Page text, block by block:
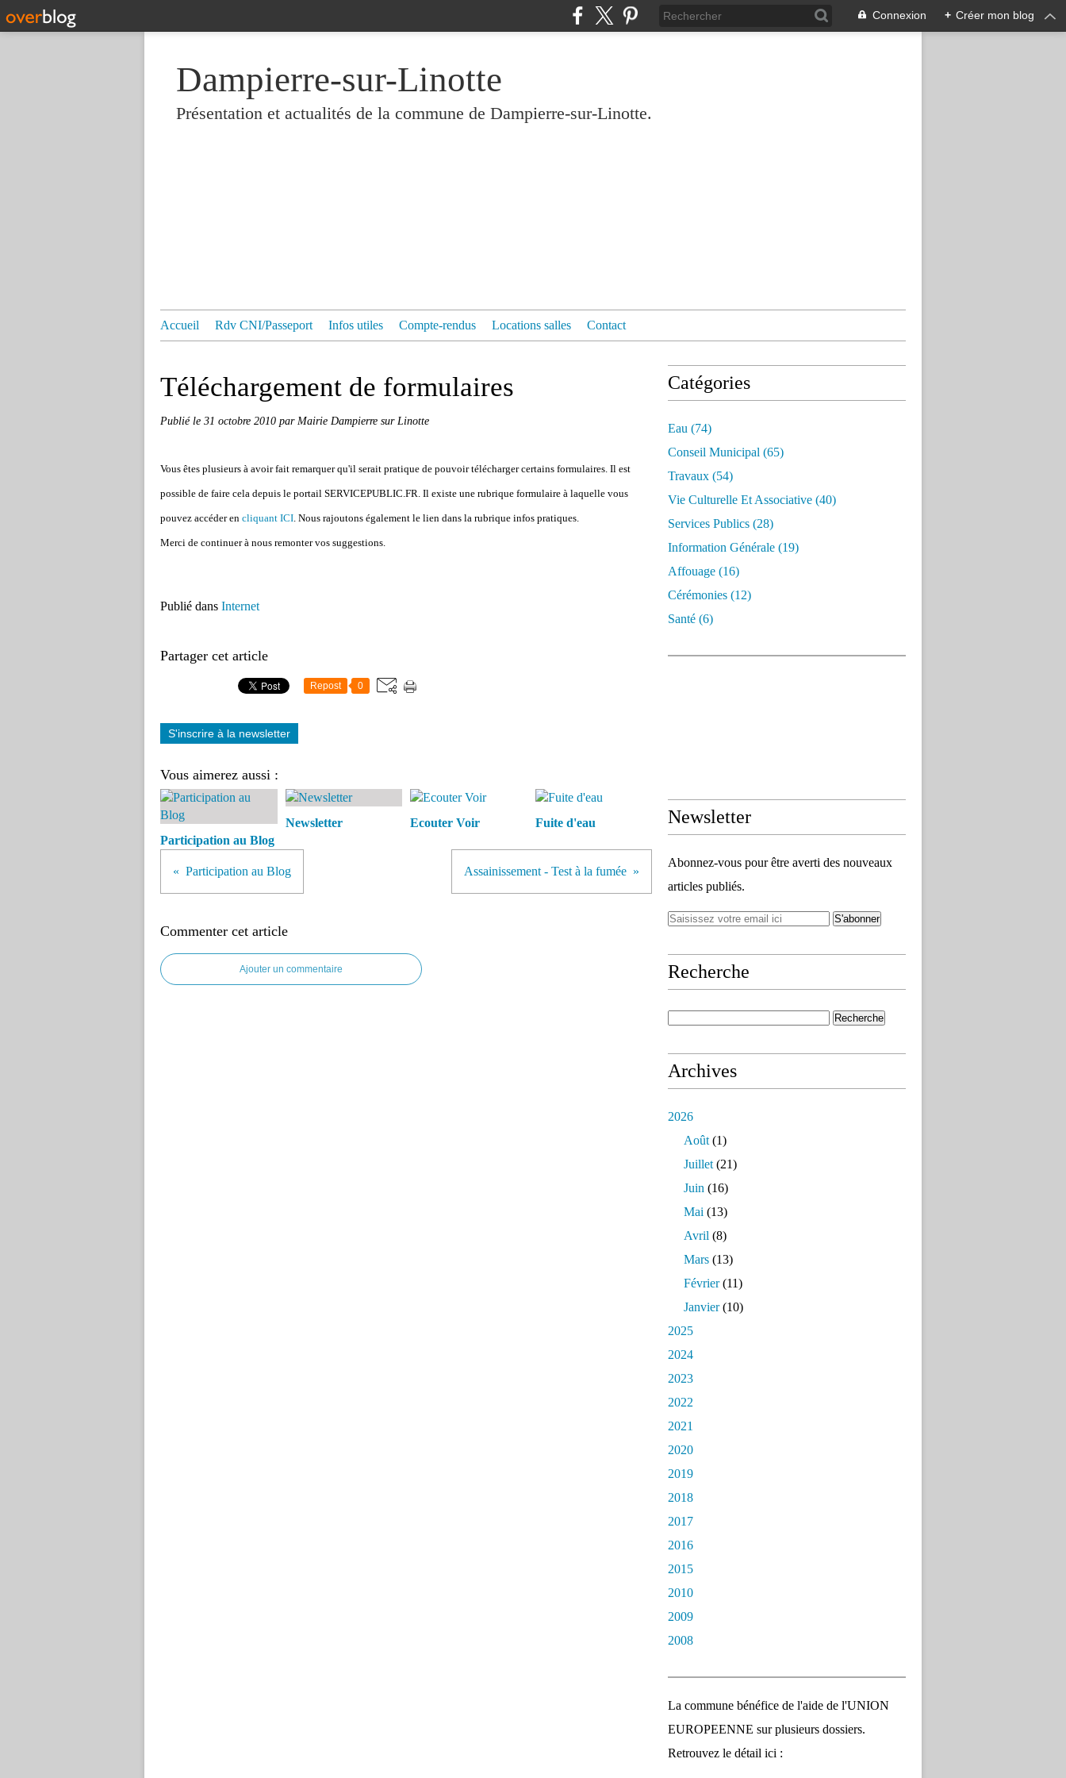
Connexion + Créer mon blog
Dampierre-sur-Linotte
Présentation et actualités de la commune de Dampierre-sur-Linotte.
Accueil Rdv CNI/Passeport Infos utiles Compte-rendus Locations salles Contact
Téléchargement de formulaires
Publié le 31 octobre 2010 par Mairie Dampierre sur Linotte
Vous êtes plusieurs à avoir fait remarquer qu'il serait pratique de pouvoir télécharger certains formulaires. Il est
possible de faire cela depuis le portail SERVICEPUBLIC.FR. Il existe une rubrique formulaire à laquelle vous
pouvez accéder en cliquant ICI. Nous rajoutons également le lien dans la rubrique infos pratiques.
Merci de continuer à nous remonter vos suggestions.
Publié dans Internet
Partager cet article
Repost 0
S'inscrire à la newsletter
Vous aimerez aussi :
Participation au Blog
Newsletter Ecouter Voir Fuite d'eau
Participation au Blog Assainissement - Test à la fumée
Commenter cet article
Ajouter un commentaire
Catégories
Eau (74)
Conseil Municipal (65)
Travaux (54)
Vie Culturelle Et Associative (40)
Services Publics (28)
Information Générale (19)
Affouage (16)
Cérémonies (12)
Santé (6)
Newsletter
Abonnez-vous pour être averti des nouveaux
articles publiés.
Recherche
Archives
2026
Août (1)
Juillet (21)
Juin (16)
Mai (13)
Avril (8)
Mars (13)
Février(11)
Janvier(10)
2025
2024
2023
2022
2021
2020
2019
2018
2017
2016
2015
2010
2009
2008
La commune bénéfice de l'aide de l'UNION
EUROPEENNE sur plusieurs dossiers.
Retrouvez le détail ici :